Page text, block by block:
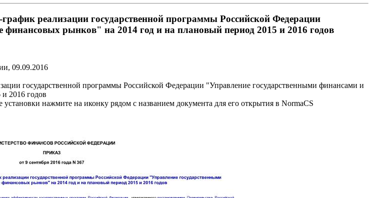
реализации государственной программы Российской Федерации
рынков" на 2014 год и на плановый период 2015 и 2016 годов
09.09.2016
государственной программы Российской Федерации "Управление государственными финансами и
2016 годов
установки нажмите на иконку рядом с названием документа для его открытия в NormaCS